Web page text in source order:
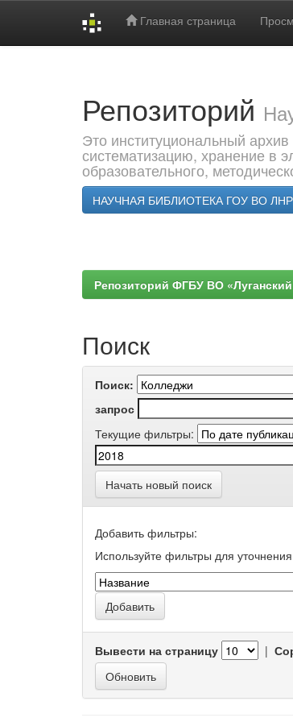
Главная страница
Репозиторий
Это институциональный
систематизацию, хранение в
образовательного,
НАУЧНАЯ БИБЛИОТЕКА ГОУ ВО
Репозиторий ФГБУ ВО
Поиск
Поиск:
запрос
Текущие фильтры:
Начать новый поиск
Добавить фильтры:
Используйте фильтры для уточнения
Вывести на страницу |